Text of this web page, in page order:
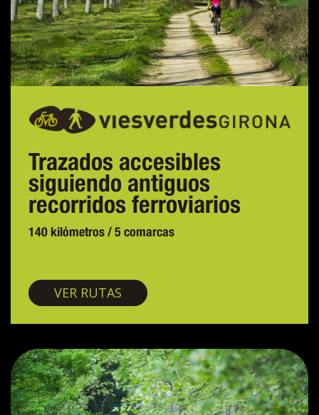
Trazados accesibles
siguiendo antiguos
recorridos ferroviarios
140 kilómetros / 5 comarcas
VER RUTAS Vías verdes